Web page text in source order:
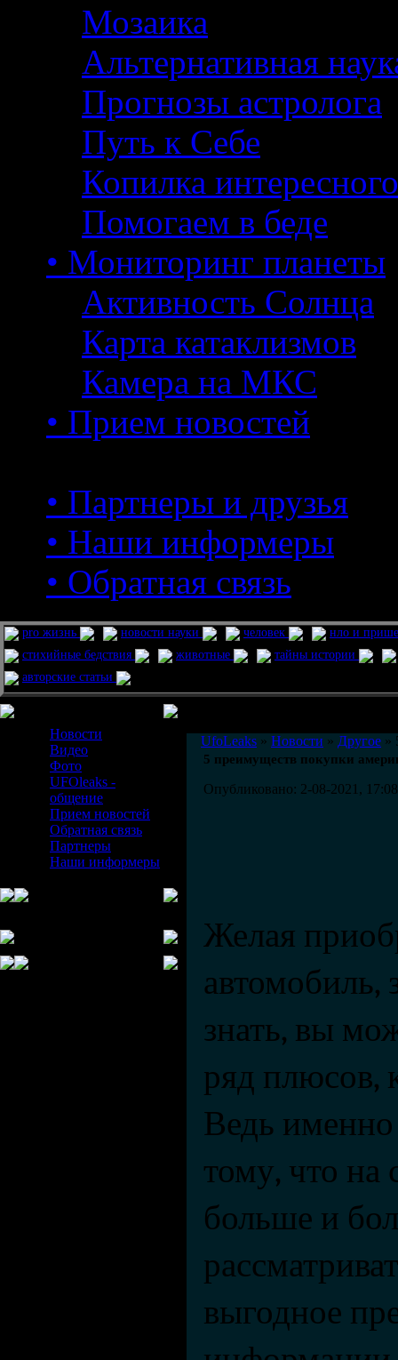
Мозаика
Альтернативная
Прогнозы астролога
Путь к Себе
Копилка интересного
Помогаем в беде
• Мониторинг планеты
Активность Солнца
Карта катаклизмов
Камера на МКС
• Прием новостей
• Партнеры и друзья
• Наши информеры
• Обратная связь
pro жизнь новости науки человек
нло и
стихийные бедствия
животные
тайны истории
авторские статьи
Новости
Видео
Фото
UFOleaks -
общение
Прием новостей
Обратная связь
Партнеры
Наши информеры
UfoLeaks » Новости » Другое »
5 преимуществ покупки
Опубликовано: 2-08-2021, 17:08
Желая
автомобиль,
знать, вы
ряд плюсов,
Ведь именно
тому, что на
больше и
выгодное